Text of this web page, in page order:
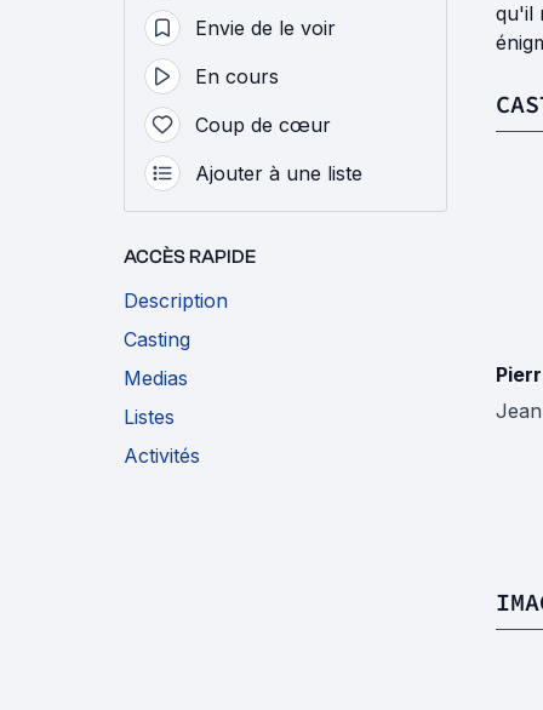
Envie de le voir
En cours
Coup de cœur
Ajouter à une liste
ACCÈS RAPIDE
Description
Casting
Medias
Listes
Activités
qu'il